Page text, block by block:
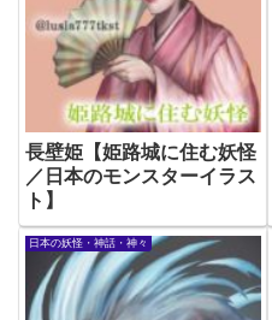
長壁姫【姫路城に住む妖怪
／日本のモンスターイラス
ト】
日本の妖怪・神話・神々